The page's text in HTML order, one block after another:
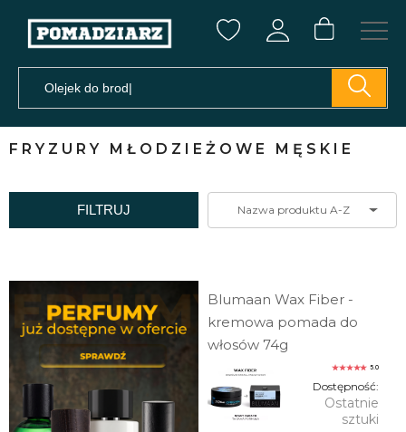
FRYZURY MŁODZIEŻOWE MĘSKIE
FILTRUJ Nazwa produktu A-Z
Blumaan Wax Fiber -
kremowa pomada do
włosów 74g
5.0
Dostępność:
Ostatnie
sztuki